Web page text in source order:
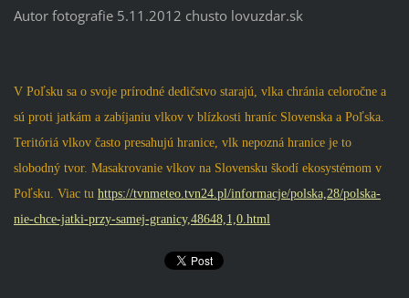
Autor fotografie 5.11.2012 chusto lovuzdar.sk
V Poľsku sa o svoje prírodné dedičstvo starajú, vlka chránia celoročne a
sú proti jatkám a zabíjaniu vlkov v blízkosti hraníc Slovenska a Poľska.
Teritóriá vlkov často presahujú hranice, vlk nepozná hranice je to
slobodný tvor. Masakrovanie vlkov na Slovensku škodí ekosystémom v
Poľsku. Viac tu https://tvnmeteo.tvn24.pl/informacje/polska,28/polska-
nie-chce-jatki-przy-samej-granicy,48648,1,0.html